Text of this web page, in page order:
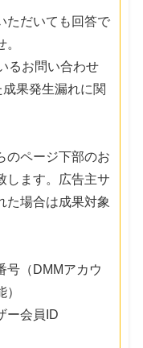
ただいても回答で
るお問い合わせ
果発生漏れに関
のページ下部のお
します。広告主サ
た場合は成果対象
号（DMMアカウ
ID